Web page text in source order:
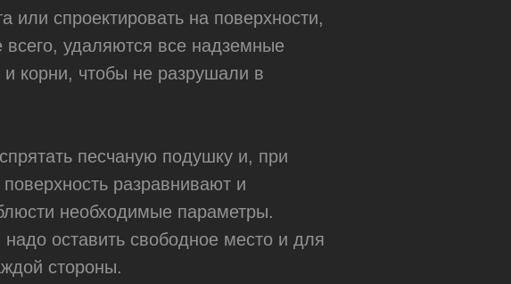
спроектировать на поверхности,
удаляются все надземные
и корни, чтобы не разрушали в
песчаную подушку и, при
разравнивают и
необходимые параметры.
оставить свободное место и для
стороны.